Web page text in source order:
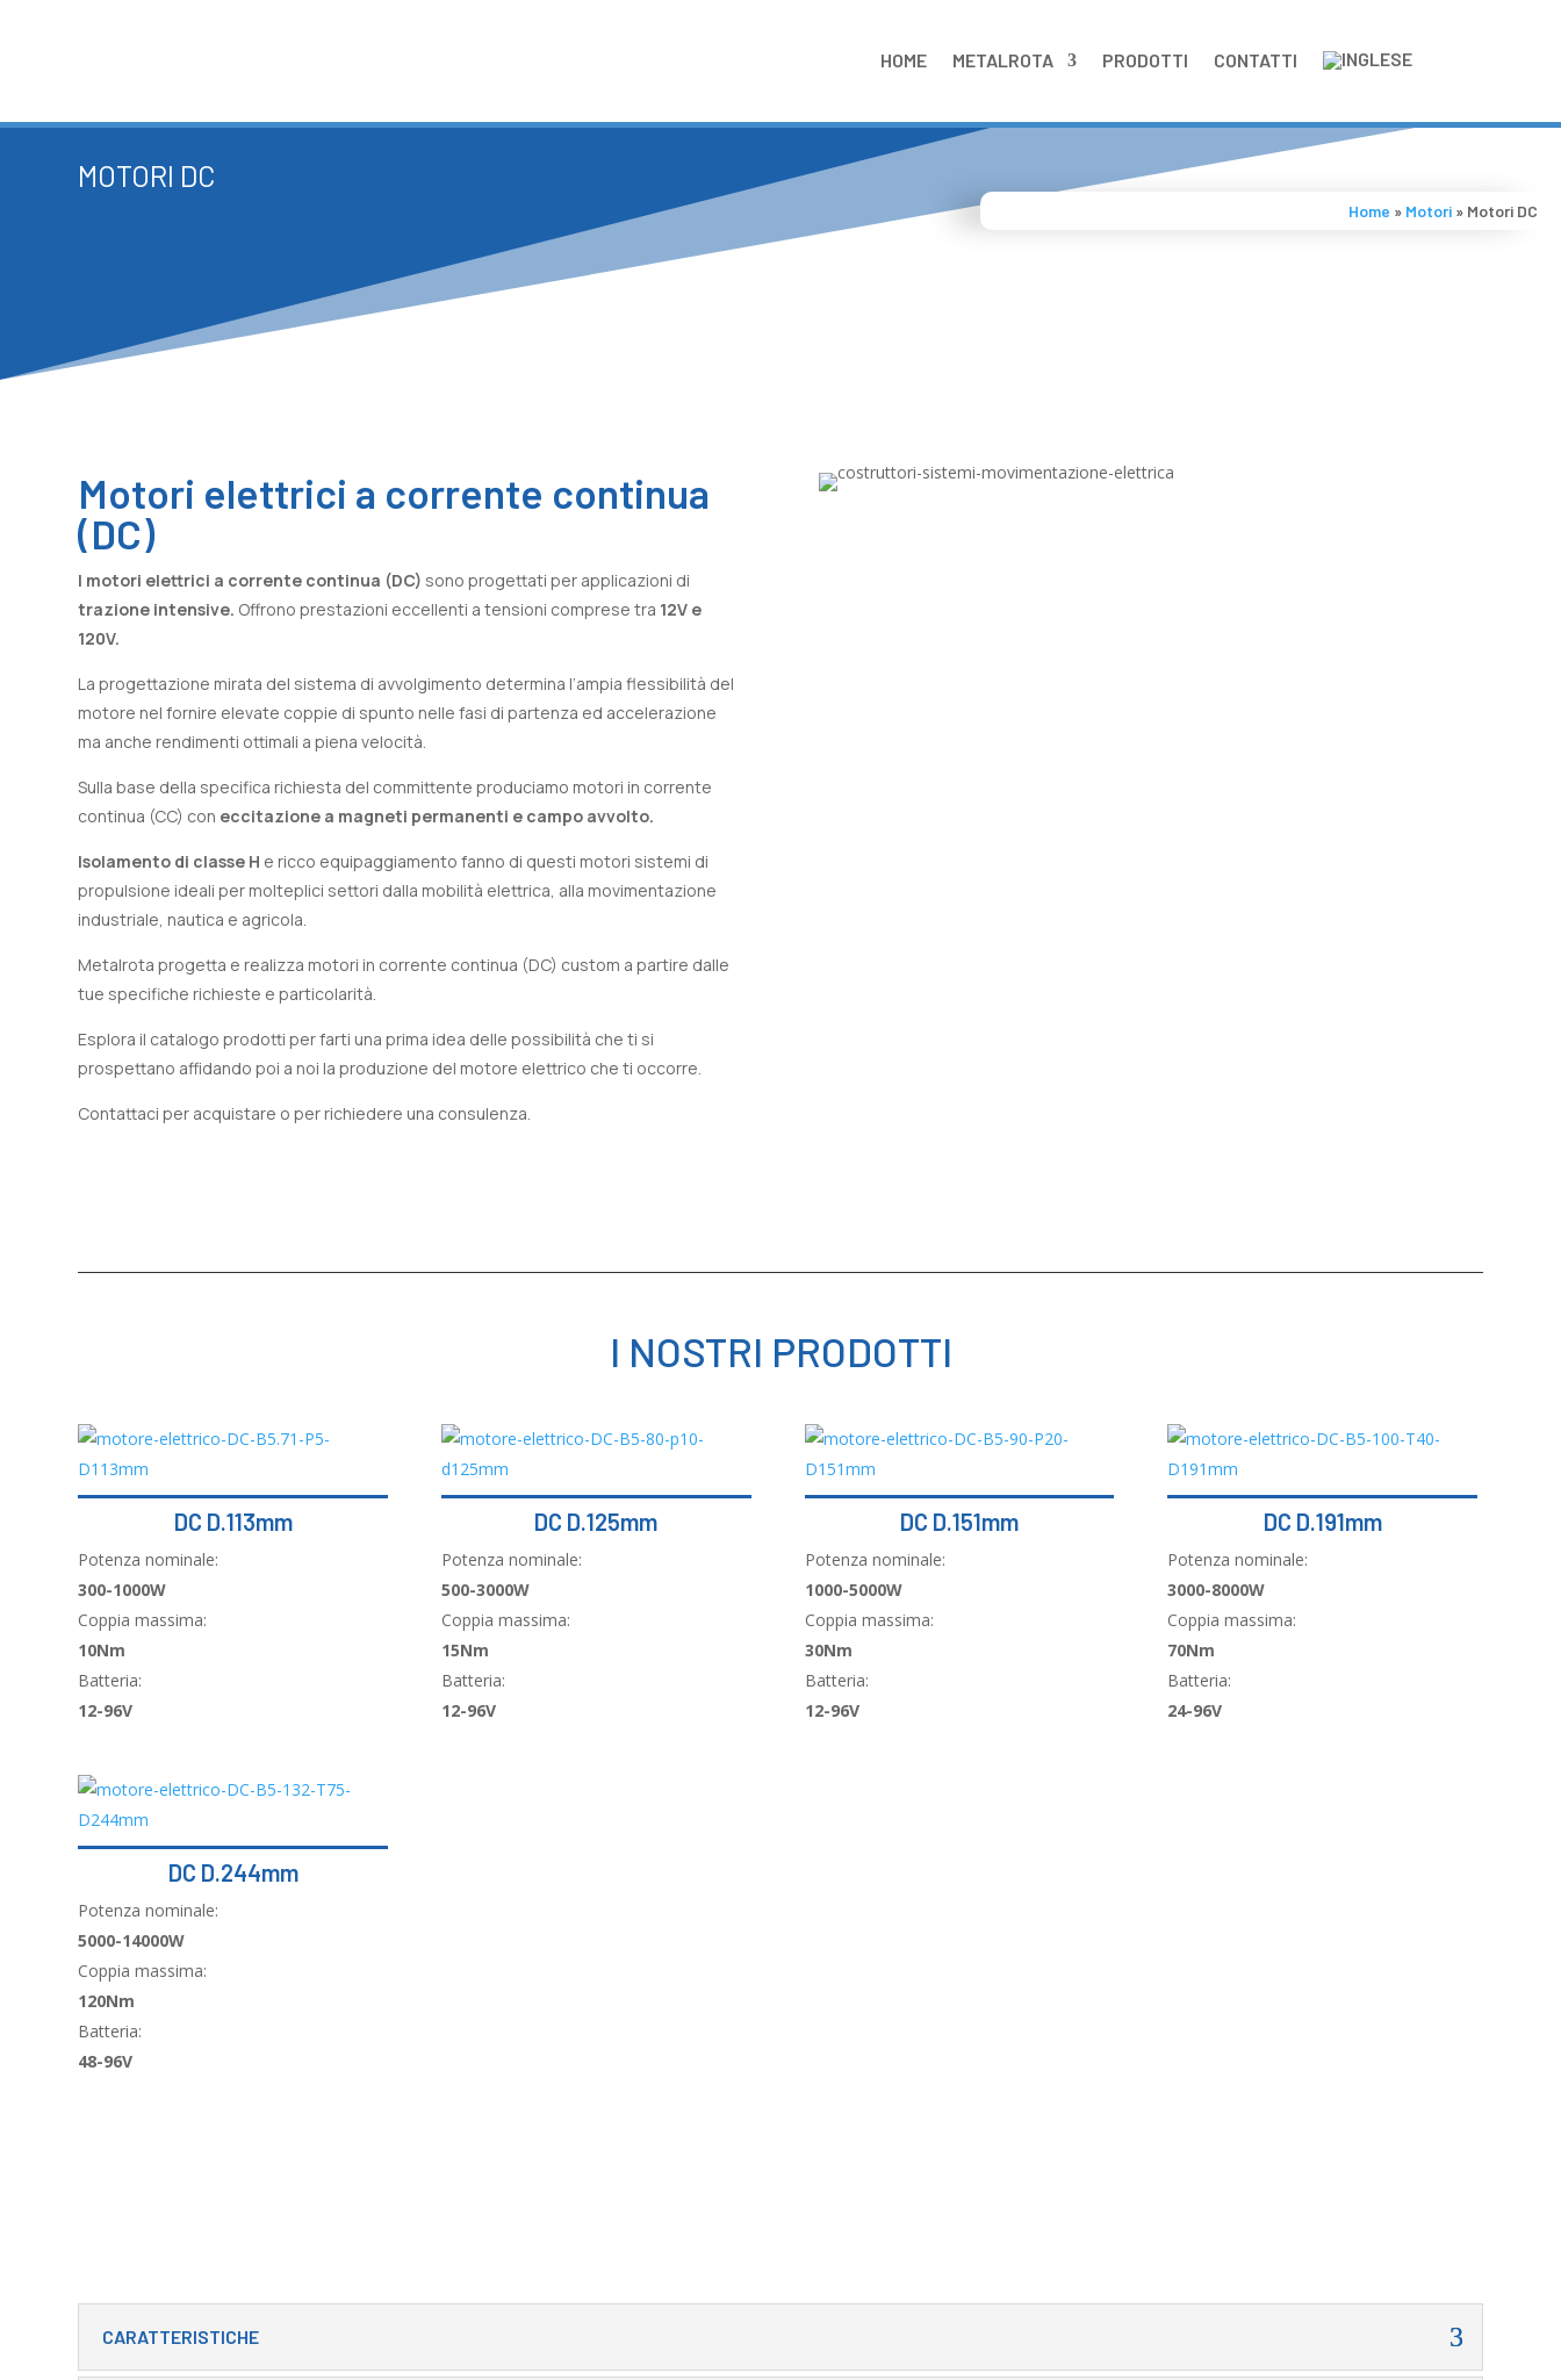
HOME METALROTA PRODOTTI CONTATTI
MOTORI DC
Home » Motori » Motori DC
Motori elettrici a corrente continua
(DC)
I motori elettrici a corrente continua (DC) sono progettati per applicazioni di
trazione intensive. Offrono prestazioni eccellenti a tensioni comprese tra 12V e
120V.
La progettazione mirata del sistema di avvolgimento determina l’ampia flessibilità del
motore nel fornire elevate coppie di spunto nelle fasi di partenza ed accelerazione
ma anche rendimenti ottimali a piena velocità.
Sulla base della specifica richiesta del committente produciamo motori in corrente
continua (CC) con eccitazione a magneti permanenti e campo avvolto.
Isolamento di classe H e ricco equipaggiamento fanno di questi motori sistemi di
propulsione ideali per molteplici settori dalla mobilità elettrica, alla movimentazione
industriale, nautica e agricola.
Metalrota progetta e realizza motori in corrente continua (DC) custom a partire dalle
tue specifiche richieste e particolarità.
Esplora il catalogo prodotti per farti una prima idea delle possibilità che ti si
prospettano affidando poi a noi la produzione del motore elettrico che ti occorre.
Contattaci per acquistare o per richiedere una consulenza.
I NOSTRI PRODOTTI
DC D.113mm
Potenza nominale:
300-1000W
Coppia massima:
10Nm
Batteria:
12-96V
DC D.125mm
Potenza nominale:
500-3000W
Coppia massima:
15Nm
Batteria:
12-96V
DC D.151mm
Potenza nominale:
1000-5000W
Coppia massima:
30Nm
Batteria:
12-96V
DC D.191mm
Potenza nominale:
3000-8000W
Coppia massima:
70Nm
Batteria:
24-96V
DC D.244mm
Potenza nominale:
5000-14000W
Coppia massima:
120Nm
Batteria:
48-96V
CARATTERISTICHE